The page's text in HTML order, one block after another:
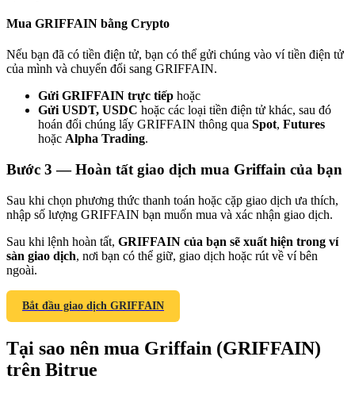
Giới thiệu
Mời một người bạn để nhận phần thưởng tiền mặt
Deposit CASHCAT & Win
Mua GRIFFAIN bằng Crypto
Nếu bạn đã có tiền điện tử, bạn có thể gửi chúng vào ví tiền điện tử
của mình và chuyển đổi sang GRIFFAIN.
Gửi GRIFFAIN trực tiếp hoặc
Gửi USDT, USDC hoặc các loại tiền điện tử khác, sau đó
hoán đổi chúng lấy GRIFFAIN thông qua Spot, Futures
hoặc Alpha Trading.
Bước 3 —Hoàn tất giao dịch mua Griffain của bạn
Sau khi chọn phương thức thanh toán hoặc cặp giao dịch ưa thích,
nhập số lượng GRIFFAIN bạn muốn mua và xác nhận giao dịch.
Sau khi lệnh hoàn tất, GRIFFAIN của bạn sẽ xuất hiện trong ví
sàn giao dịch, nơi bạn có thể giữ, giao dịch hoặc rút về ví bên
ngoài.
Bắt đầu giao dịch GRIFFAIN
Tại sao nên mua Griffain (GRIFFAIN)
trên Bitrue